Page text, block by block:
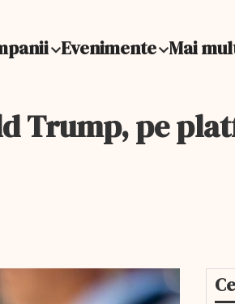
Evenimente Mai
Trump, pe